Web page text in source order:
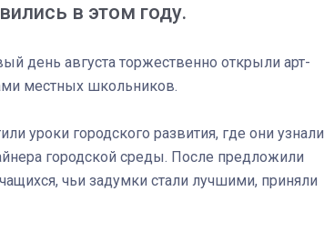
в этом году.
день августа торжественно открыли арт-
местных школьников.
уроки городского развития, где они узнали
городской среды. После предложили
чьи задумки стали лучшими, приняли